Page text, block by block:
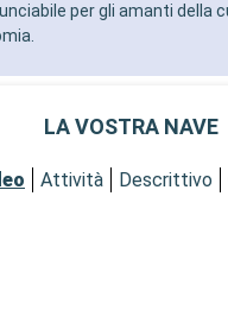
per gli amanti della
LA VOSTRA NAVE
Attività Descrittivo